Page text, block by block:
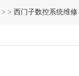
> > 西门子数控系统维修